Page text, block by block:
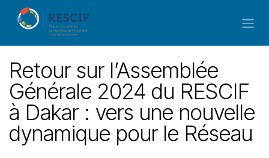
Se rendre au contenu
Retour sur l’Assemblée
Générale 2024 du RESCIF
à Dakar : vers une nouvelle
dynamique pour le Réseau